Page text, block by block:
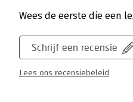
Wees de eerste die een
Schrijf een recensie
Lees ons recensiebeleid